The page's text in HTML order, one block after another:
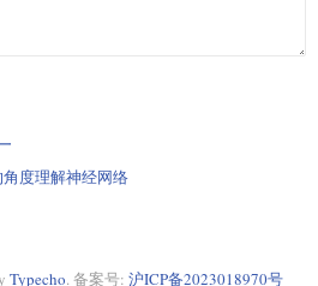
度理解神经网络
Typecho. 备案号: 沪ICP备2023018970号